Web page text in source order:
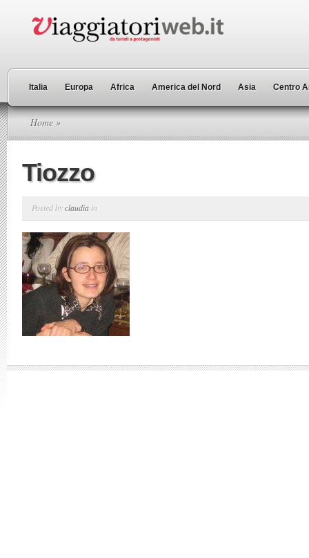
Italia Europa Africa America del Nord Asia Centro
Home »
Tiozzo
Posted byclaudia in